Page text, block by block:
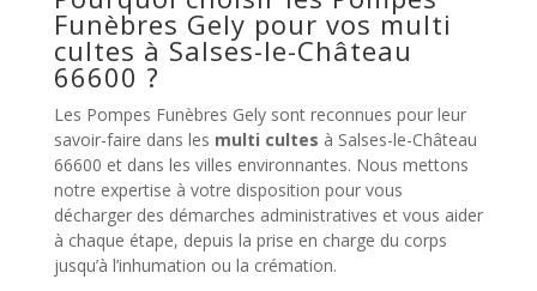
Funèbres Gely pour vos multi
cultes à Salses-le-Château
66600 ?
Les Pompes Funèbres Gely sont reconnues pour leur
savoir-faire dans les multi cultes à Salses-le-Château
66600 et dans les villes environnantes. Nous mettons
notre expertise à votre disposition pour vous
décharger des démarches administratives et vous aider
à chaque étape, depuis la prise en charge du corps
jusqu’à l’inhumation ou la crémation.